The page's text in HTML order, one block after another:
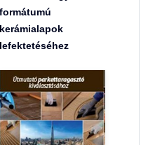
formátumú
kerámialapok
lefektetéséhez